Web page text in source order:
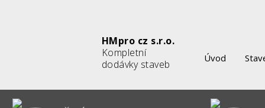
HMpro cz s.r.o.
Kompletní
dodávky staveb
Úvod